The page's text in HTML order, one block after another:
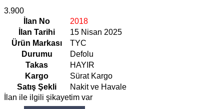
3.900
İlan No
2018
İlan Tarihi
15 Nisan 2025
Ürün Markası
TYC
Durumu
Defolu
Takas
HAYIR
Kargo
Sürat Kargo
Satış Şekli
Nakit ve Havale
İlan ile ilgili şikayetim var